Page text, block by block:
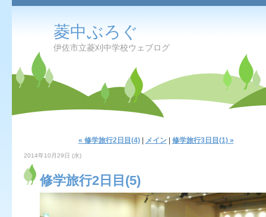
菱中ぶろぐ
伊佐市立菱刈中学校ウェブログ
« 修学旅行2日目(4)| メイン| 修学旅行3日目(1) »
2014年10月29日 (水)
修学旅行2日目(5)